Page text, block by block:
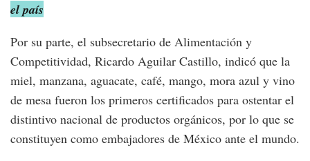
el país
Por su parte, el subsecretario de Alimentación y
Competitividad, Ricardo Aguilar Castillo, indicó que la
miel, manzana, aguacate, café, mango, mora azul y vino
de mesa fueron los primeros certificados para ostentar el
distintivo nacional de productos orgánicos, por lo que se
constituyen como embajadores de México ante el mundo.